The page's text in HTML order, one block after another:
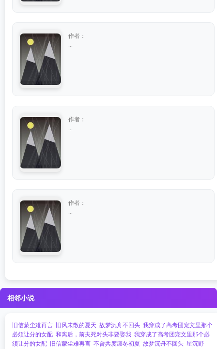
作者：
作者：
作者：
相邻小说
旧信蒙尘难再言 旧风未散的夏天 故梦沉舟不回头 我穿成了高考团宠文里那个
必须让分的女配 和离后，前夫死对头非要娶我 我穿成了高考团宠文里那个必
须让分的女配
旧信蒙尘难再言 不曾共度凛冬初夏 故梦沉舟不回头 星沉野